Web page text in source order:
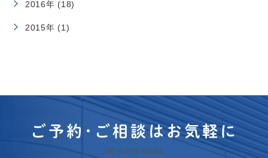
2016年 (18)
2015年 (1)
ご予約･ご相談はお気軽に
06-4709-5584